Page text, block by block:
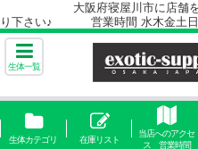
大阪府寝屋川市に店舗をオー
り下さい♪ 営業時間 水木金土日
生体一覧
生体カテゴリ 在庫リスト
当店へのアクセ
ス 営業時間